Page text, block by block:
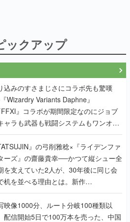
ックアップ
込みのすさまじさにコラボ先も驚嘆
Wizardry Variants Daphne』
』コラボが期間限定なのにジョブ
ャラも武器も戦闘システムもワンオフ
り込まれた理由を両ディレクターに聞
』の弓削雅稔×『ライデンファ
ーズ』の齋藤貴幸──かつて縦シュー全
を支えていた2人が、30年後に同じ会
机を並べる理由とは。新作
EXTREME』で初タッグを組
レジェンド2人に訊く開発秘話
映像1000分、ルート分岐100種類以
配信開始5日で100万本を売った、中国